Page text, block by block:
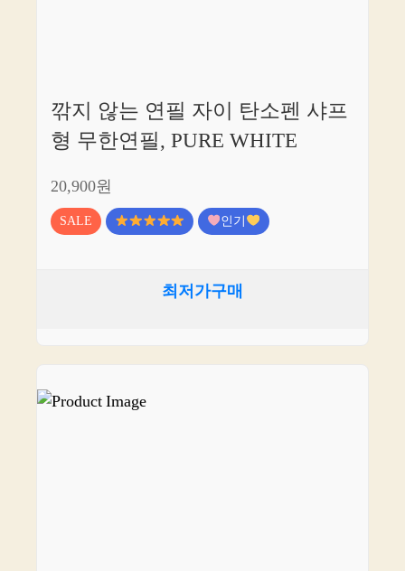
깎지 않는 연필 자이 탄소펜 샤프
형 무한연필, PURE WHITE
20,900원
SALE 인기
최저가구매